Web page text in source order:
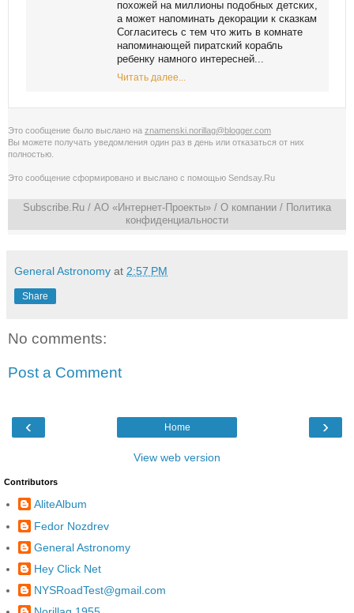
похожей на миллионы подобных детских,
а может напоминать декорации к сказкам
Согласитесь с тем что жить в комнате
напоминающей пиратский корабль
ребенку намного интересней...
Читать далее...
Это сообщение было выслано на znamenski.norillag@blogger.com
Вы можете получать уведомления один раз в день или отказаться от них
полностью
Это сообщение сформировано и выслано с помощью Sendsay.Ru
Subscribe.Ru / АО «Интернет-Проекты» / О компании / Политика
конфиденциальности
General Astronomy at 2:57 PM
Share
No comments:
Post a Comment
‹ ›
Home
View web version
Contributors
AliteAlbum
Fedor Nozdrev
General Astronomy
Hey Click Net
NYSRoadTest@gmail.com